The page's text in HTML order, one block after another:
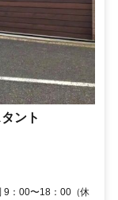
ント
9：00〜18：00（休